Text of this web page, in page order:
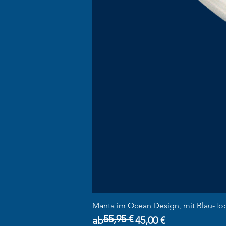
Manta im Ocean Design, mit Blau-
ab
Standardpreis
55,95 €45,00 €
Sale-Preis